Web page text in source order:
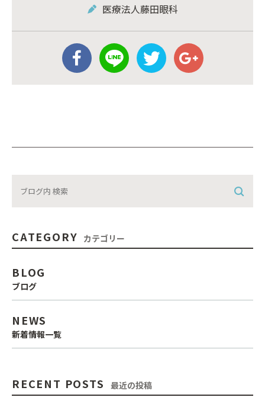
医療法人藤田眼科
CATEGORY カテゴリー
BLOG
ブログ
NEWS
新着情報一覧
RECENT POSTS 最近の投稿